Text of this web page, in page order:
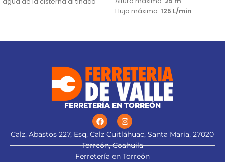
Flujo máximo: 125 L/min
FERRETERÍA EN TORREÓN
Calz. Abastos 227, Esq, Calz Cuitláhuac, Santa María, 27020
Torreón, Coahuila
Ferretería en Torreón